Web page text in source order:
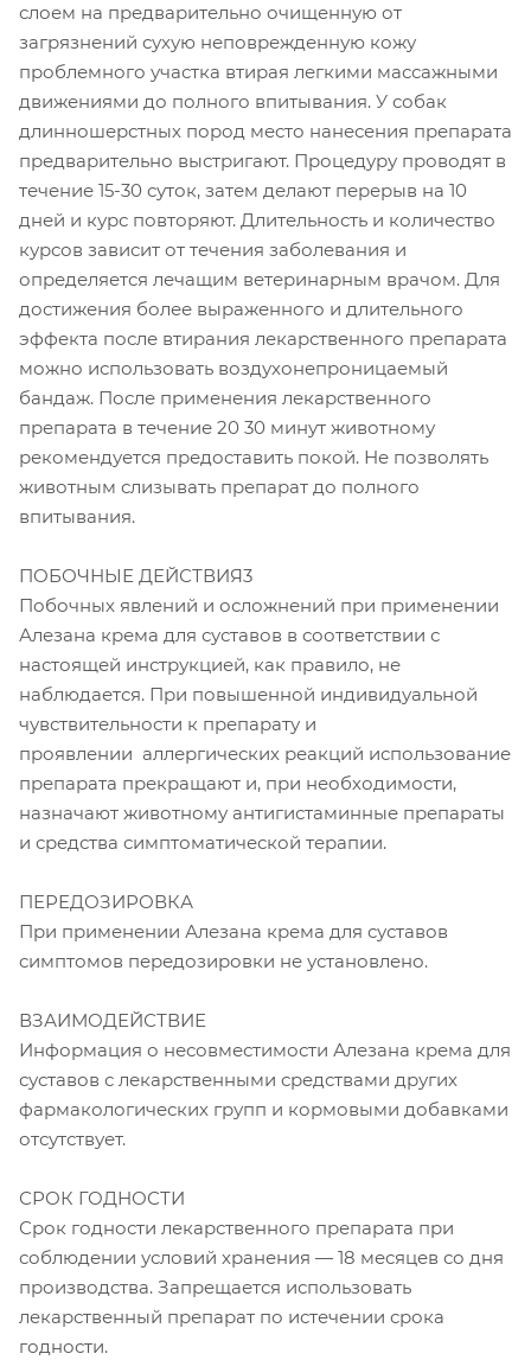
слоем на предварительно очищенную от
загрязнений сухую неповрежденную кожу
проблемного участка втирая легкими массажными
движениями до полного впитывания. У собак
длинношерстных пород место нанесения препарата
предварительно выстригают. Процедуру проводят в
течение 15-30 суток, затем делают перерыв на 10
дней и курс повторяют. Длительность и количество
курсов зависит от течения заболевания и
определяется лечащим ветеринарным врачом. Для
достижения более выраженного и длительного
эффекта после втирания лекарственного препарата
можно использовать воздухонепроницаемый
бандаж. После применения лекарственного
препарата в течение 20 30 минут животному
рекомендуется предоставить покой. Не позволять
животным слизывать препарат до полного
впитывания.
ПОБОЧНЫЕ ДЕЙСТВИЯ3
Побочных явлений и осложнений при применении
Алезана крема для суставов в соответствии с
настоящей инструкцией, как правило, не
наблюдается. При повышенной индивидуальной
чувствительности к препарату и
проявлении аллергических реакций использование
препарата прекращают и, при необходимости,
назначают животному антигистаминные препараты
и средства симптоматической терапии.
ПЕРЕДОЗИРОВКА
При применении Алезана крема для суставов
симптомов передозировки не установлено.
ВЗАИМОДЕЙСТВИЕ
Информация о несовместимости Алезана крема для
суставов с лекарственными средствами других
фармакологических групп и кормовыми добавками
отсутствует.
СРОК ГОДНОСТИ
Срок годности лекарственного препарата при
соблюдении условий хранения — 18 месяцев со дня
производства. Запрещается использовать
лекарственный препарат по истечении срока
годности.